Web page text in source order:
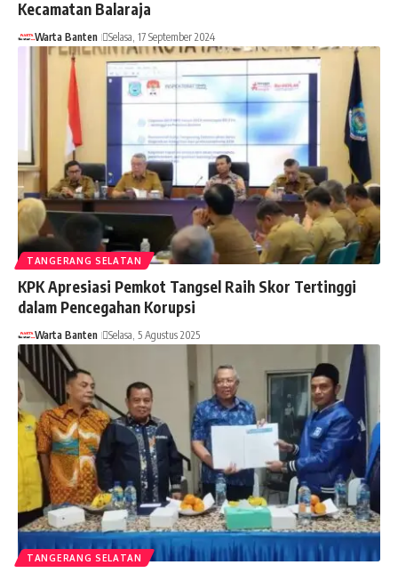
Kecamatan Balaraja
Warta Banten Selasa, 17 September 2024
TANGERANG SELATAN
KPK Apresiasi Pemkot Tangsel Raih Skor Tertinggi
dalam Pencegahan Korupsi
Warta Banten Selasa, 5 Agustus 2025
TANGERANG SELATAN